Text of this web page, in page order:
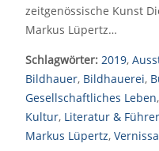
zeitgenössische Kunst
Markus Lüpertz…
Schlagwörter: 2019,
Bildhauer, Bildhauerei,
Gesellschaftliches Leben,
Kultur, Literatur & Führer
Markus Lüpertz,